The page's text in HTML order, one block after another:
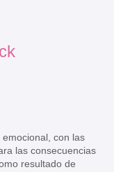
con las
las consecuencias
resultado de